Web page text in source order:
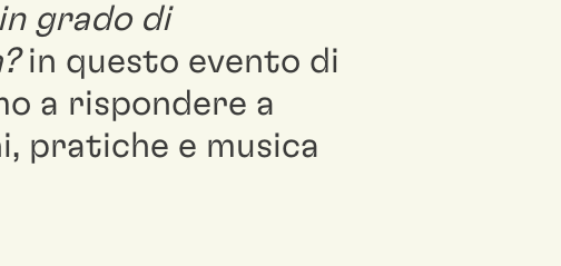
grado di
in questo evento di
a rispondere a
pratiche e musica